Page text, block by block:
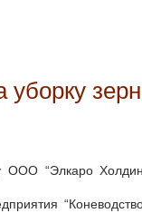
уборку
ООО “Элкаро